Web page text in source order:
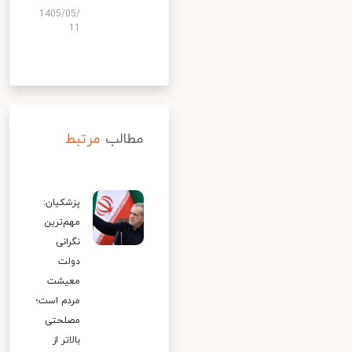
1405/05/
مطالب مرتبط
پزشکیان:
مهم‌ترین
نگرانی
دولت
معیشت
مردم است؛
مصلحتی
بالاتر از